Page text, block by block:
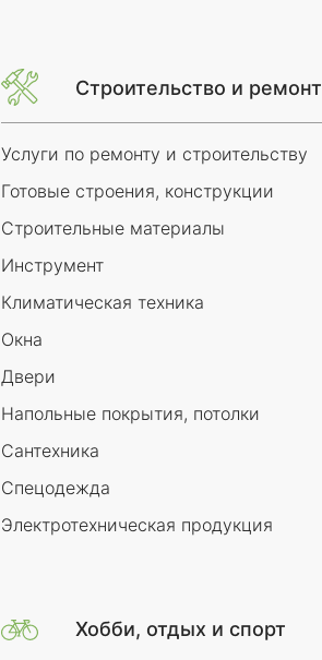
Строительство и ремонт
Услуги по ремонту и строительству
Готовые строения, конструкции
Строительные материалы
Инструмент
Климатическая техника
Окна
Двери
Напольные покрытия, потолки
Сантехника
Спецодежда
Электротехническая продукция
Хобби, отдых и спорт